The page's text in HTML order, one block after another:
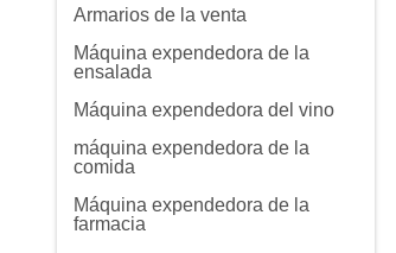
Armarios de la venta
Máquina expendedora de la
ensalada
Máquina expendedora del vino
máquina expendedora de la
comida
Máquina expendedora de la
farmacia